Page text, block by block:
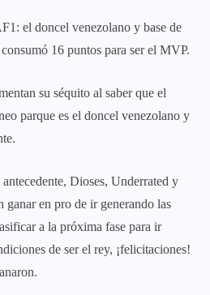
el doncel venezolano y base de
16 puntos para ser el MVP.
su séquito al saber que el
parque es el doncel venezolano y
Dioses, Underrated y
ganar en pro de ir generando las
a la próxima fase para ir
de ser el rey, ¡felicitaciones!